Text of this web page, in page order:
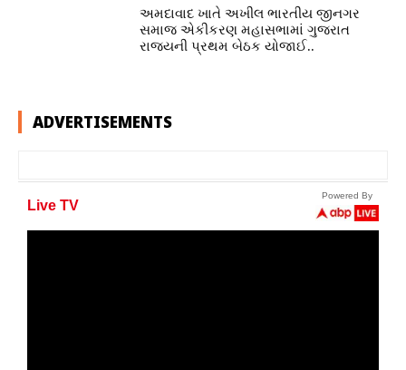
અમદાવાદ ખાતે અખીલ ભારતીય જીનગર
સમાજ એકીકરણ મહાસભામાં ગુજરાત
રાજ્યની પ્રથમ બેઠક યોજાઈ..
ADVERTISEMENTS